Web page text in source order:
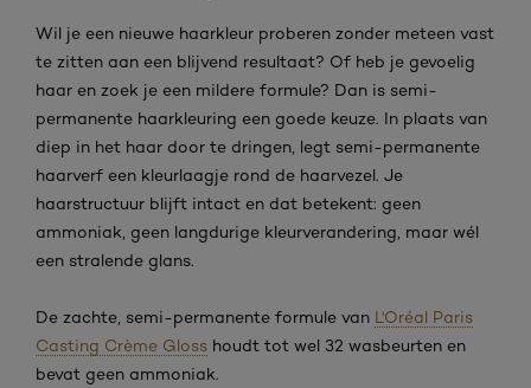
Wil je een nieuwe haarkleur proberen zonder meteen vast
te zitten aan een blijvend resultaat? Of heb je gevoelig
haar en zoek je een mildere formule? Dan is semi-
permanente haarkleuring een goede keuze. In plaats van
diep in het haar door te dringen, legt semi-permanente
haarverf een kleurlaagje rond de haarvezel. Je
haarstructuur blijft intact en dat betekent: geen
ammoniak, geen langdurige kleurverandering, maar wél
een stralende glans.
De zachte, semi-permanente formule van L'Oréal Paris
Casting Crème Gloss houdt tot wel 32 wasbeurten en
bevat geen ammoniak.